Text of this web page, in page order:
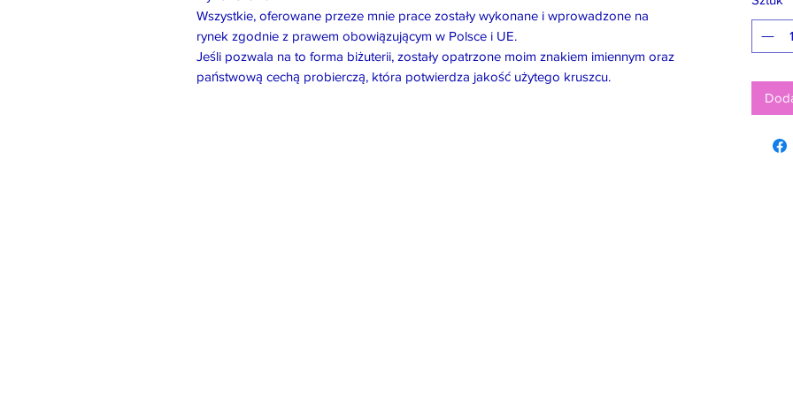
Wszystkie, oferowane przeze mnie prace zostały wykonane i wprowadzone na
rynek zgodnie z prawem obowiązującym w Polsce i UE.
Jeśli pozwala na to forma biżuterii, zostały opatrzone moim znakiem imiennym oraz
państwową cechą probierczą, która potwierdza jakość użytego kruszcu.